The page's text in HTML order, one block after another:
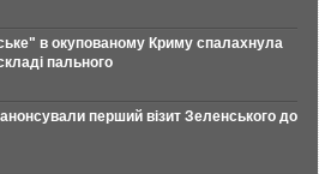
в окупованому Криму спалахнула
пального
анонсували перший візит Зеленського до